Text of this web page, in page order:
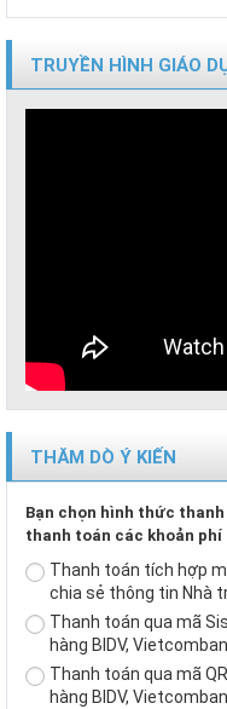
TRUYỀN HÌNH GIÁO
THĂM DÒ Ý KIẾN
Bạn chọn hình thức
thanh toán các khoản
Thanh toán tích hợp
chia sẻ thông tin Nhà
Thanh toán qua mã
hàng BIDV,
Thanh toán qua mã
hàng BIDV,